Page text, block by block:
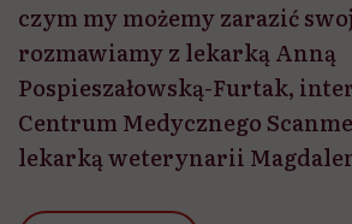
czym my możemy zarazić
rozmawiamy z lekarką Anną
Pospieszałowską-Furtak,
Centrum Medycznego
lekarką weterynarii